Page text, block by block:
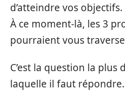
d’atteindre vos objectifs.
À ce moment-là, les 3
pourraient vous
C’est la question la plus
laquelle il faut